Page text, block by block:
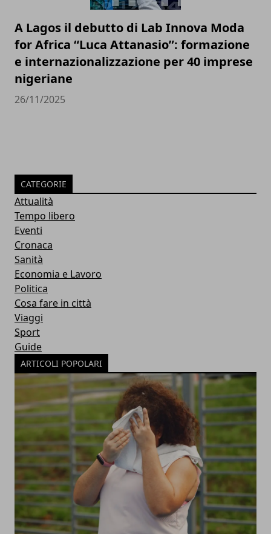
A Lagos il debutto di Lab Innova Moda
for Africa “Luca Attanasio”: formazione
e internazionalizzazione per 40 imprese
nigeriane
26/11/2025
CATEGORIE
Attualità
Tempo libero
Eventi
Cronaca
Sanità
Economia e Lavoro
Politica
Cosa fare in città
Viaggi
Sport
Guide
ARTICOLI POPOLARI